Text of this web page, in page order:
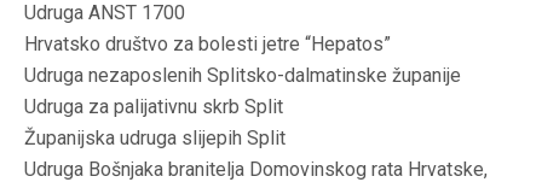
Udruga ANST 1700
Hrvatsko društvo za bolesti jetre “Hepatos”
Udruga nezaposlenih Splitsko-dalmatinske županije
Udruga za palijativnu skrb Split
Županijska udruga slijepih Split
Udruga Bošnjaka branitelja Domovinskog rata Hrvatske,